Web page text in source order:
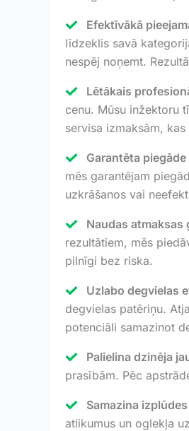
Efektīvākā
līdzeklis savā
nespēj noņemt.
Lētākais
cenu. Mūsu inžektoru
servisa izmaksām,
Garantēta
mēs garantējam
uzkrāšanos vai
Naudas atmaksas
rezultātiem, mēs
pilnīgi bez riska.
Uzlabo degvielas
degvielas patēriņu.
potenciāli samazinot
Palielina dzinēja
prasībām. Pēc
Samazina
atlikumus un oglekļa